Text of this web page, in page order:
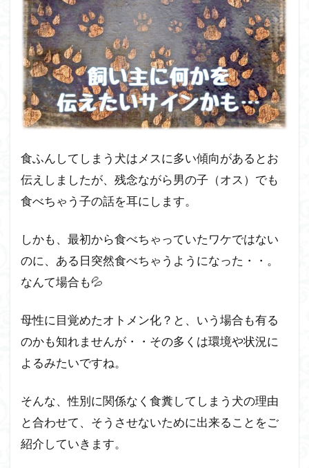
食ふんしてしまう犬はメスに多い傾向があるとお
伝えしましたが、残念ながら男の子（オス）でも
食べちゃう子の話を耳にします。
しかも、最初から食べちゃっていたワケではない
のに、ある日突然食べちゃうようになった・・。
なんて場合も💦
母性に目覚めたオトメン化？と、いう場合も有る
のかも知れませんが・・その多くは環境や状況に
よるみたいですね。
そんな、性別に関係なく食糞してしまう犬の理由
と合わせて、そうさせないために出来ることをご
紹介していきます。